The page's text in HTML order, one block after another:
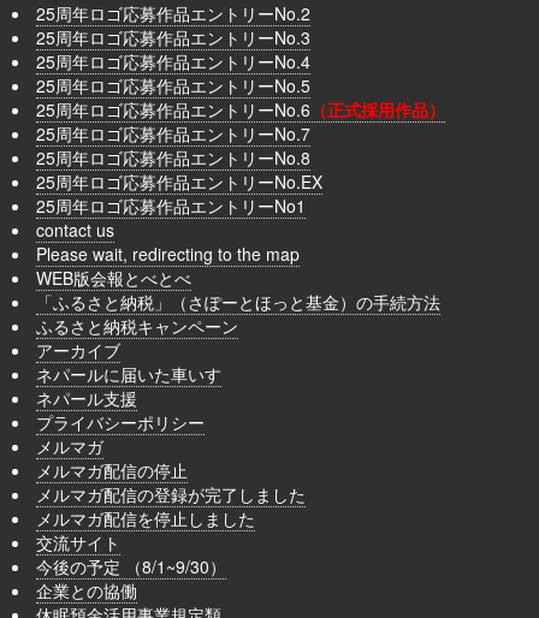
25周年ロゴ応募作品エントリーNo.2
25周年ロゴ応募作品エントリーNo.3
25周年ロゴ応募作品エントリーNo.4
25周年ロゴ応募作品エントリーNo.5
25周年ロゴ応募作品エントリーNo.6 （正式採用作品）
25周年ロゴ応募作品エントリーNo.7
25周年ロゴ応募作品エントリーNo.8
25周年ロゴ応募作品エントリーNo.EX
25周年ロゴ応募作品エントリーNo1
contact us
Please wait, redirecting to the map
WEB版会報とべとべ
「ふるさと納税」（さぽーとほっと基金）の手続方法
ふるさと納税キャンペーン
アーカイブ
ネパールに届いた車いす
ネパール支援
プライバシーポリシー
メルマガ
メルマガ配信の停止
メルマガ配信の登録が完了しました
メルマガ配信を停止しました
交流サイト
今後の予定 （8/1~9/30）
企業との協働